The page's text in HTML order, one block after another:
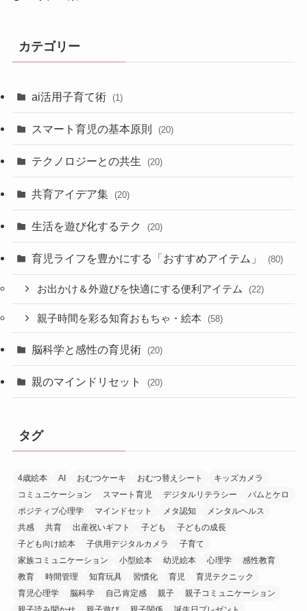
カテゴリー
ai活用子育て術 (1)
スマート育児の基本原則 (20)
テクノロジーとの共生 (20)
共育アイデア集 (20)
生活を遊び化するテク (20)
育児ライフを豊かにする「おすすめアイテム」 (80)
お出かけ＆外遊びを快適にする便利アイテム (22)
親子時間を彩る知育おもちゃ・絵本 (58)
脳科学と感性の育児術 (20)
親のマインドリセット (20)
タグ
4歳絵本 AI おむつケーキ おむつ替えシート
キッズカメラ
コミュニケーション
スマート育児 デジタルリテラシー
バムとケロ
ポジティブ心理学
マインドセット メタ認知
メンタルヘルス
共感
共育 出産祝いギフト 子ども
子どもの成長
子ども向け絵本
子供用デジタルカメラ
子育て
家族コミュニケーション
小型絵本 幼児絵本 心理学
感性教育
教育
時間管理 知育玩具 習慣化 育児
育児テクニック
育児心理学
脳科学 自己肯定感 親子
親子コミュニケーション